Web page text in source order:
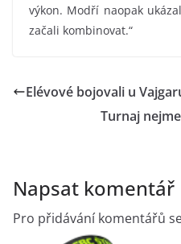
výkon. Modří naopak
začali kombinovat.“
Elévové bojovali u
Turnaj
Napsat komentář
Pro přidávání komentářů